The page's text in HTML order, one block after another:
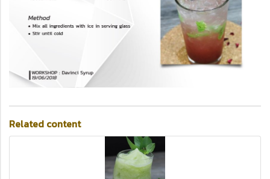
Related content